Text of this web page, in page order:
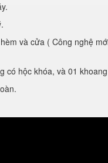
và cửa ( Công nghệ
có hộc khóa, và 01